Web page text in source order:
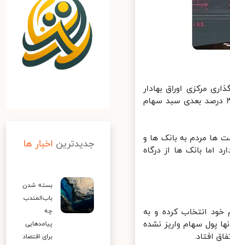
مرکزی اوراق بهادار
با اشاره به آزادسازی سهام عدالت از اردیبهشت گفت: این هفته ۳۰ درصد بعدی سبد سهام
ها مردم به بانک ها و
اما بانک ها از درگاه
انتخاب کرده و به
پول سهام واریز نشده
افتاد.
جدیدترین اخبار ها
بسته شدن
باب‌المندب
چه
پیامدهایی
برای اقتصاد